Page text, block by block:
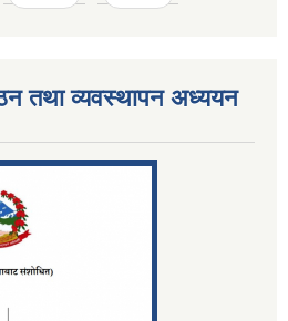
तथा व्यवस्थापन अध्ययन